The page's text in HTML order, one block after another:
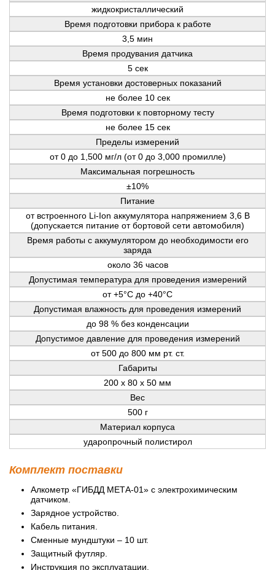
жидкокристаллический
Время подготовки прибора к работе
3,5 мин
Время продувания датчика
5 сек
Время установки достоверных показаний
не более 10 сек
Время подготовки к повторному тесту
не более 15 сек
Пределы измерений
от 0 до 1,500 мг/л (от 0 до 3,000 промилле)
Максимальная погрешность
±10%
Питание
от встроенного Li-Ion аккумулятора напряжением 3,6 В
(допускается питание от бортовой сети автомобиля)
Время работы с аккумулятором до необходимости его
заряда
около 36 часов
Допустимая температура для проведения измерений
от +5°С до +40°С
Допустимая влажность для проведения измерений
до 98 % без конденсации
Допустимое давление для проведения измерений
от 500 до 800 мм рт. ст.
Габариты
200 х 80 х 50 мм
Вес
500 г
Материал корпуса
ударопрочный полистирол
Комплект поставки
Алкометр «ГИБДД МЕТА-01» с электрохимическим
датчиком.
Зарядное устройство.
Кабель питания.
Сменные мундштуки – 10 шт.
Защитный футляр.
Инструкция по эксплуатации.